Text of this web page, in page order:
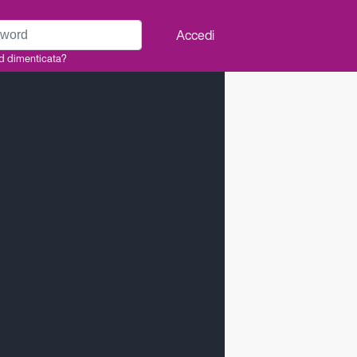
dimenticata?
Accedi